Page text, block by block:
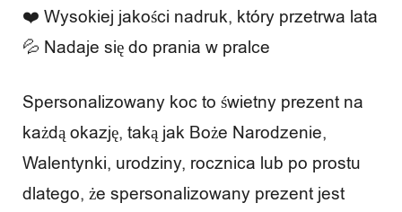
❤️ Wysokiej jakości nadruk, który przetrwa lata
💦 Nadaje się do prania w pralce
Spersonalizowany koc to świetny prezent na
każdą okazję, taką jak Boże Narodzenie,
Walentynki, urodziny, rocznica lub po prostu
dlatego, że spersonalizowany prezent jest